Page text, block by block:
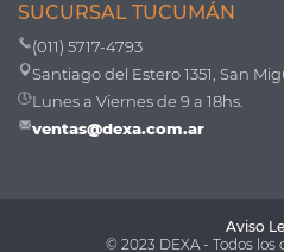
SUCURSAL TUCUMÁN
(011) 5717-4793
Santiago del Estero 1351, San
Lunes a Viernes de 9 a 18hs.
ventas@dexa.com.ar
Aviso
© 2023 DEXA - Todos los